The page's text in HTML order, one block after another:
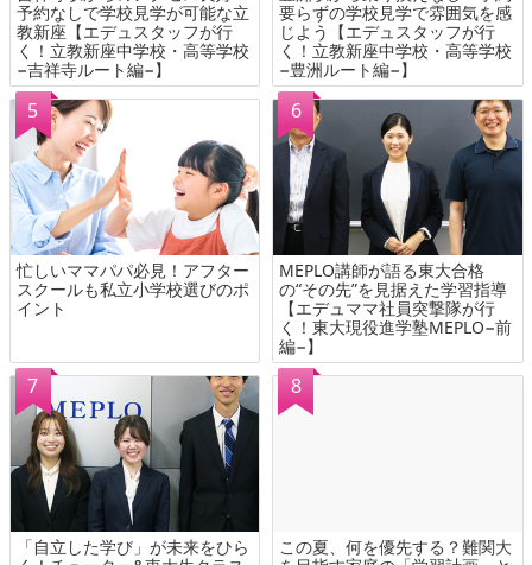
予約なしで学校見学が可能な立
教新座【エデュスタッフが行
く！立教新座中学校・高等学校
−吉祥寺ルート編−】
要らずの学校見学で雰囲気を感
じよう【エデュスタッフが行
く！立教新座中学校・高等学校
−豊洲ルート編−】
忙しいママパパ必見！アフター
スクールも私立小学校選びのポ
イント
MEPLO講師が語る東大合格
の“その先”を見据えた学習指導
【エデュママ社員突撃隊が行
く！東大現役進学塾MEPLO−前
編−】
「自立した学び」が未来をひら
この夏、何を優先する？難関大